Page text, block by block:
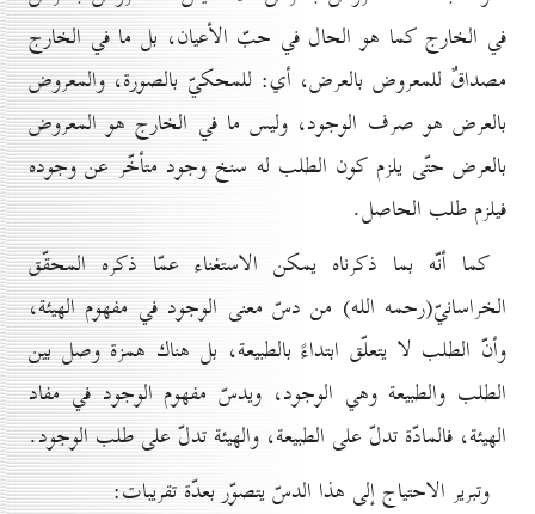
في الخارج كما هو الحال في حبّ الأعيان، بل ما في الخارج
مصداقٌ للمعروض بالعرض، أي: للمحكيّ بالصورة، والمعروض
بالعرض هو صرف الوجود، وليس ما في الخارج هو المعروض
بالعرض حتّى يلزم كون الطلب له سنخ وجود متأخّر عن وجوده
فيلزم طلب الحاصل.
كما أنّه بما ذكرناه يمكن الاستغناء عمّا ذكره المحقّق
الخراسانيّ(رحمه الله) من دسّ معنى الوجود في مفهوم الهيئة،
وأنّ الطلب لا يتعلّق ابتداءً بالطبيعة، بل هناك همزة وصل بين
الطلب والطبيعة وهي الوجود، ويدسّ مفهوم الوجود في مفاد
الهيئة، فالمادّة تدلّ على الطبيعة، والهيئة تدلّ على طلب الوجود.
وتبرير الاحتياج إلى هذا الدسّ يتصوّر بعدّة تقريبات: